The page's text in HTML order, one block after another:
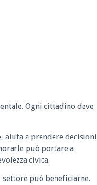
Ogni cittadino deve
aiuta a prendere decisioni
può portare a
civica.
può beneficiarne.